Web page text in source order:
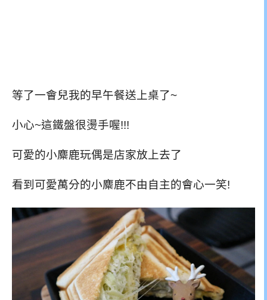
等了一會兒我的早午餐送上桌了~
小心~這鐵盤很燙手喔!!!
可愛的小麋鹿玩偶是店家放上去了
看到可愛萬分的小麋鹿不由自主的會心一笑!